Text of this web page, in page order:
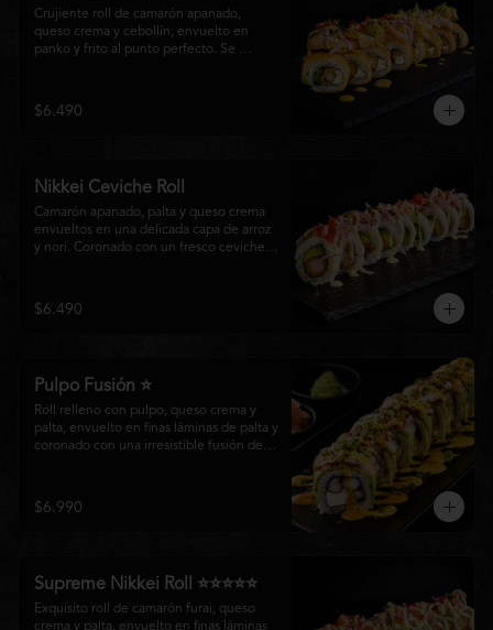
Crujiente roll de camarón apanado,
queso crema y cebollín, envuelto en
panko y frito al punto perfecto. Se
y una sedosa salsa huancaína, finalizada
con toques de pimentón rojo fresco que
$6.490
Nikkei Ceviche Roll
Camarón apanado, palta y queso crema
envueltos en una delicada capa de arroz
y nori. Coronado con un fresco ceviche
creando un equilibrio perfecto entre
frescura, cremosidad y crocancia en cada
$6.490
Pulpo Fusión ⭐
Roll relleno con pulpo, queso crema y
palta, envuelto en finas láminas de palta y
coronado con una irresistible fusión de
láminas de pulpo, ofreciendo una
combinación perfecta entre frescura,
$6.990
Supreme Nikkei Roll ⭐⭐⭐⭐⭐
Exquisito roll de camarón furai, queso
crema y palta, envuelto en finas láminas